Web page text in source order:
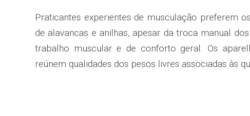
Praticantes experientes de musculação preferem
de alavancas e anilhas, apesar da troca manual
trabalho muscular e de conforto geral. Os
reúnem qualidades dos pesos livres associadas às